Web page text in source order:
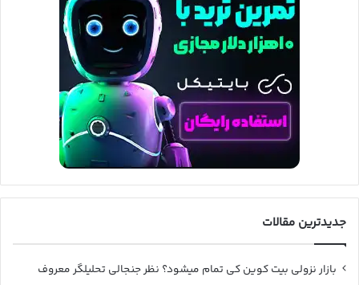
جدیدترین مقالات
بازار نزولی بیت کوین کی تمام میشود؟ نظر جنجالی تحلیلگر معروف